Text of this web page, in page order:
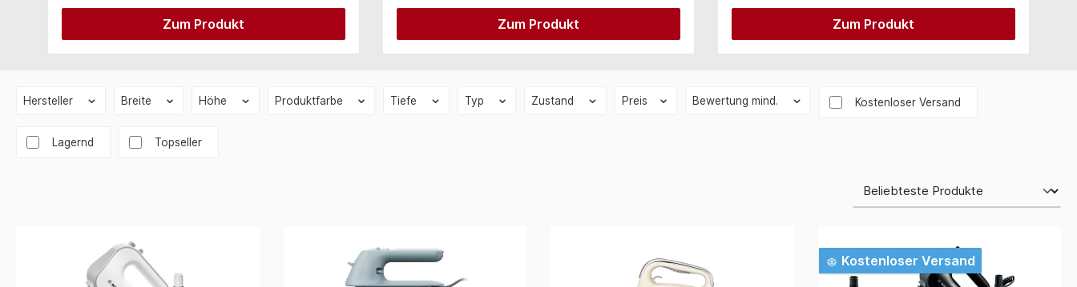
Zum Produkt Zum Produkt Zum Produkt
Hersteller Breite Höhe Produktfarbe Tiefe Typ Zustand Preis Bewertung mind. Filter hinzufügen: Versandkostenfrei
Kostenloser Versand
Lagernd Topseller
Kostenloser Versand